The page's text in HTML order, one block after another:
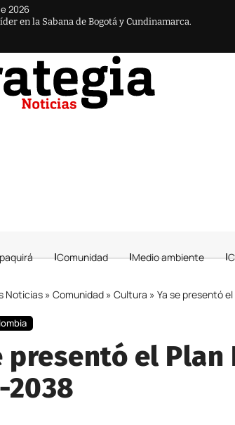
2026
en la Sabana de Bogotá y Cundinamarca.
Comunidad Medio ambiente
Noticias » Comunidad » Cultura » Ya se presentó
presentó el
2038